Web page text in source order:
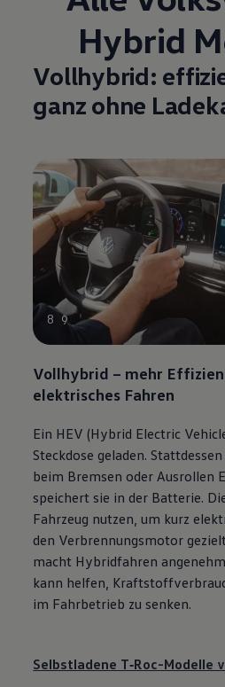
Hybrid
Vollhybrid:
ganz ohne
8 9
Vollhybrid – mehr
elektrisches Fahren
Ein HEV (Hybrid Electric
Steckdose geladen.
beim Bremsen oder Ausrollen
speichert sie in der Batterie.
Fahrzeug nutzen, um kurz
den Verbrennungsmotor
macht Hybridfahren
kann helfen,
im Fahrbetrieb zu senken.
Selbstladene T‑Roc-Modelle